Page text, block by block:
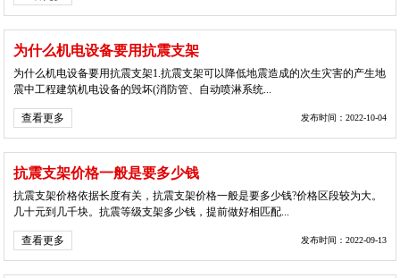
为什么机电设备要用抗震支架
为什么机电设备要用抗震支架1.抗震支架可以降低地震造成的次生灾害的产生地
震中工程建筑机电设备的毁坏(消防管、自动喷淋系统...
查看更多 发布时间：2022-10-04
抗震支架价格一般是要多少钱
抗震支架价格依据长度有关，抗震支架价格一般是要多少钱?价格区段较为大。
几十元到几千块。抗震等级支架多少钱，提前做好相匹配...
查看更多 发布时间：2022-09-13